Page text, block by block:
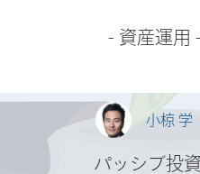
- 資産運用
小椋 学
パッシブ投